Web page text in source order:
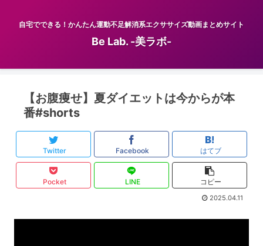
自宅でできる！かんたん運動不足解消系エクササイズ動画まとめサイト
Be Lab. -美ラボ-
【お腹痩せ】夏ダイエットは今からが本
番#shorts
Twitter Facebook はてブ
Pocket LINE コピー
2025.04.11